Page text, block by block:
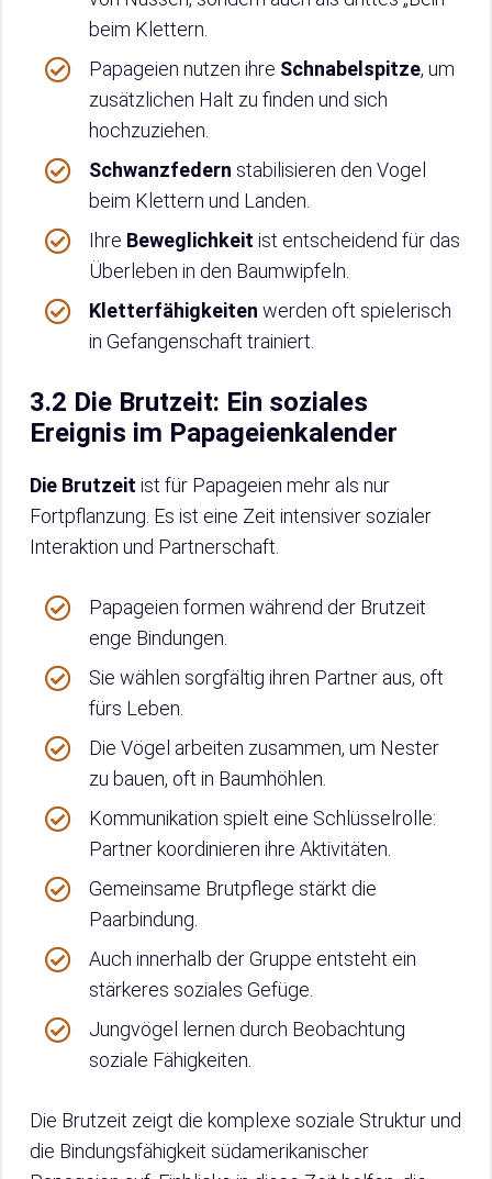
beim Klettern.
Papageien nutzen ihre Schnabelspitze, um
zusätzlichen Halt zu finden und sich
hochzuziehen.
Schwanzfedern stabilisieren den Vogel
beim Klettern und Landen.
Ihre Beweglichkeit ist entscheidend für das
Überleben in den Baumwipfeln.
Kletterfähigkeiten werden oft spielerisch
in Gefangenschaft trainiert.
3.2 Die Brutzeit: Ein soziales
Ereignis im Papageienkalender
Die Brutzeit ist für Papageien mehr als nur
Fortpflanzung. Es ist eine Zeit intensiver sozialer
Interaktion und Partnerschaft.
Papageien formen während der Brutzeit
enge Bindungen.
Sie wählen sorgfältig ihren Partner aus, oft
fürs Leben.
Die Vögel arbeiten zusammen, um Nester
zu bauen, oft in Baumhöhlen.
Kommunikation spielt eine Schlüsselrolle:
Partner koordinieren ihre Aktivitäten.
Gemeinsame Brutpflege stärkt die
Paarbindung.
Auch innerhalb der Gruppe entsteht ein
stärkeres soziales Gefüge.
Jungvögel lernen durch Beobachtung
soziale Fähigkeiten.
Die Brutzeit zeigt die komplexe soziale Struktur und
die Bindungsfähigkeit südamerikanischer